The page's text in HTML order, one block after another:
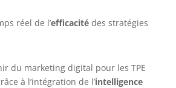
réel de l’efficacitédes stratégies
du marketing digital pour les TPE
à l’intégration de l’intelligence